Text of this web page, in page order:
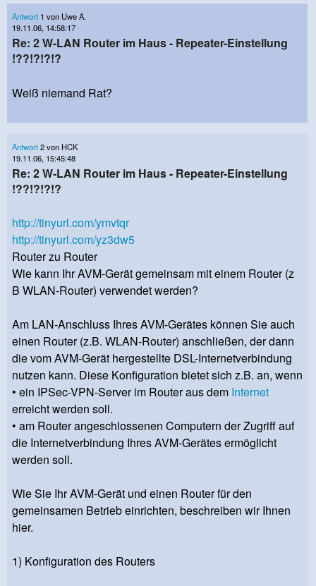
Antwort 1 von Uwe A.
19.11.06, 14:58:17
Re: 2 W-LAN Router im Haus - Repeater-Einstellung
!??!?!?!?
Weiß niemand Rat?
Antwort2 von HCK
19.11.06, 15:45:48
Re: 2 W-LAN Router im Haus - Repeater-Einstellung
!??!?!?!?
http://tinyurl.com/ymvtqr
http://tinyurl.com/yz3dw5
Router zu Router
Wie kann Ihr AVM-Gerät gemeinsam mit einem Router (z
B WLAN-Router) verwendet werden?
Am LAN-Anschluss Ihres AVM-Gerätes können Sie auch
einen Router (z.B. WLAN-Router) anschließen, der dann
die vom AVM-Gerät hergestellte DSL-Internetverbindung
nutzen kann. Diese Konfiguration bietet sich z.B. an, wenn
• ein IPSec-VPN-Server im Router aus dem Internet
erreicht werden soll.
• am Router angeschlossenen Computern der Zugriff auf
die Internetverbindung Ihres AVM-Gerätes ermöglicht
werden soll.
Wie Sie Ihr AVM-Gerät und einen Router für den
gemeinsamen Betrieb einrichten, beschreiben wir Ihnen
hier.
1) Konfiguration des Routers